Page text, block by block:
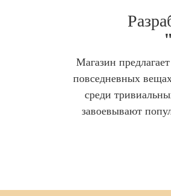
Магазин
повседневных
среди
завоевывают